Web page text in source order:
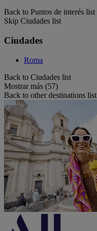
Back to Puntos de interés list
Skip Ciudades list
Ciudades
Roma
Back to Ciudades list
Mostrar más (57)
Back to other destinations list